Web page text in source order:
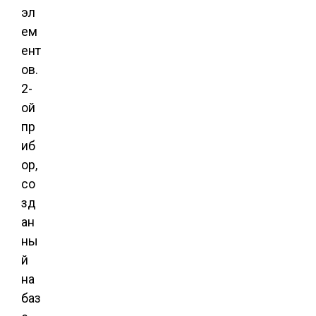
эл
ем
ент
ов.
2-
ой
пр
иб
ор,
со
зд
ан
ны
й
на
баз